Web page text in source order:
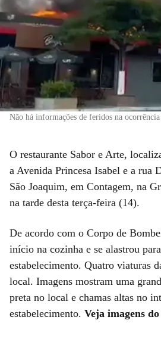
Não há informações de feridos na ocorrência
O restaurante Sabor e Arte,
a Avenida Princesa Isabel e a rua
São Joaquim, em Contagem, na
na tarde desta terça-feira (14).
De acordo com o Corpo de
início na cozinha e se alastrou
estabelecimento. Quatro viaturas
local. Imagens mostram uma
preta no local e chamas altas no
estabelecimento. Veja imagens